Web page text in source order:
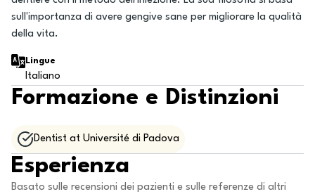
sull'importanza di avere gengive sane per migliorare la qualità
della vita.
Lingue
Italiano
Formazione e Distinzioni
Dentist at Université di Padova
Esperienza
Basato sulle recensioni dei pazienti e sulle referenze di altri